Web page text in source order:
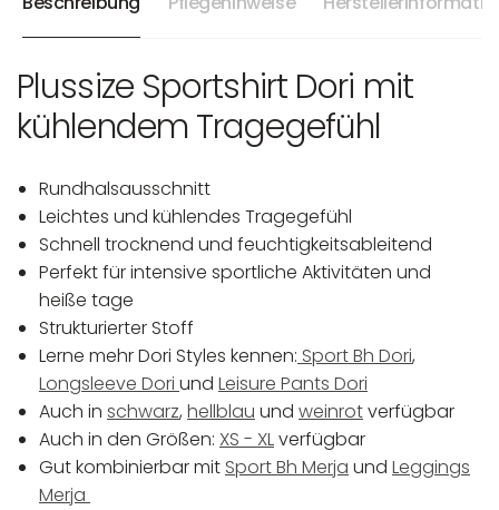
Plussize Sportshirt Dori mit
kühlendem Tragegefühl
Rundhalsausschnitt
Leichtes und kühlendes Tragegefühl
Schnell trocknend und feuchtigkeitsableitend
Perfekt für intensive sportliche Aktivitäten und
heiße tage
Strukturierter Stoff
Lerne mehr Dori Styles kennen: Sport Bh Dori,
Longsleeve Dori und Leisure Pants Dori
Auch in schwarz, hellblau und weinrotverfügbar
Auch in den Größen: XS - XLverfügbar
Gut kombinierbar mit Sport Bh Merja und Leggings
Merja